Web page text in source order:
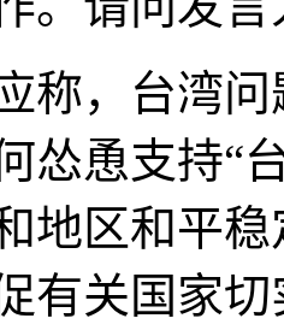
，台湾问
怂恿支持“
地区和平
有关国家